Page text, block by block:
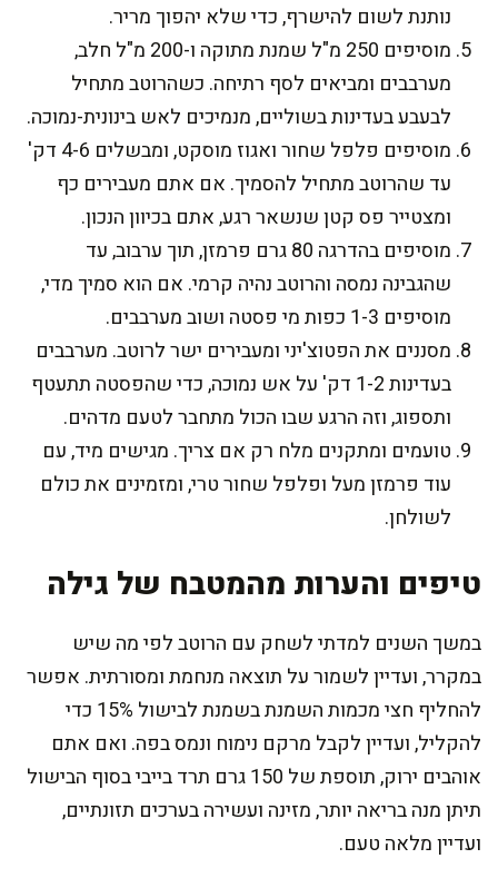
נותנת לשום להישרף, כדי שלא יהפוך מריר.
מוסיפים 250 מ"ל שמנת מתוקה ו-200 מ"ל חלב,
מערבבים ומביאים לסף רתיחה. כשהרוטב מתחיל
לבעבע בעדינות בשוליים, מנמיכים לאש בינונית-נמוכה.
מוסיפים פלפל שחור ואגוז מוסקט, ומבשלים 4-6 דק'
עד שהרוטב מתחיל להסמיך. אם אתם מעבירים כף
ומצטייר פס קטן שנשאר רגע, אתם בכיוון הנכון.
מוסיפים בהדרגה 80 גרם פרמזן, תוך ערבוב, עד
שהגבינה נמסה והרוטב נהיה קרמי. אם הוא סמיך מדי,
מוסיפים 1-3 כפות מי פסטה ושוב מערבבים.
מסננים את הפטוצ'יני ומעבירים ישר לרוטב. מערבבים
בעדינות 1-2 דק' על אש נמוכה, כדי שהפסטה תתעטף
ותספוג, וזה הרגע שבו הכול מתחבר לטעם מדהים.
טועמים ומתקנים מלח רק אם צריך. מגישים מיד, עם
עוד פרמזן מעל ופלפל שחור טרי, ומזמינים את כולם
לשולחן.
טיפים והערות מהמטבח של גילה
במשך השנים למדתי לשחק עם הרוטב לפי מה שיש
במקרר, ועדיין לשמור על תוצאה מנחמת ומסורתית. אפשר
להחליף חצי מכמות השמנת בשמנת לבישול 15% כדי
להקליל, ועדיין לקבל מרקם נימוח ונמס בפה. ואם אתם
אוהבים ירוק, תוספת של 150 גרם תרד בייבי בסוף הבישול
תיתן מנה בריאה יותר, מזינה ועשירה בערכים תזונתיים,
ועדיין מלאה טעם.